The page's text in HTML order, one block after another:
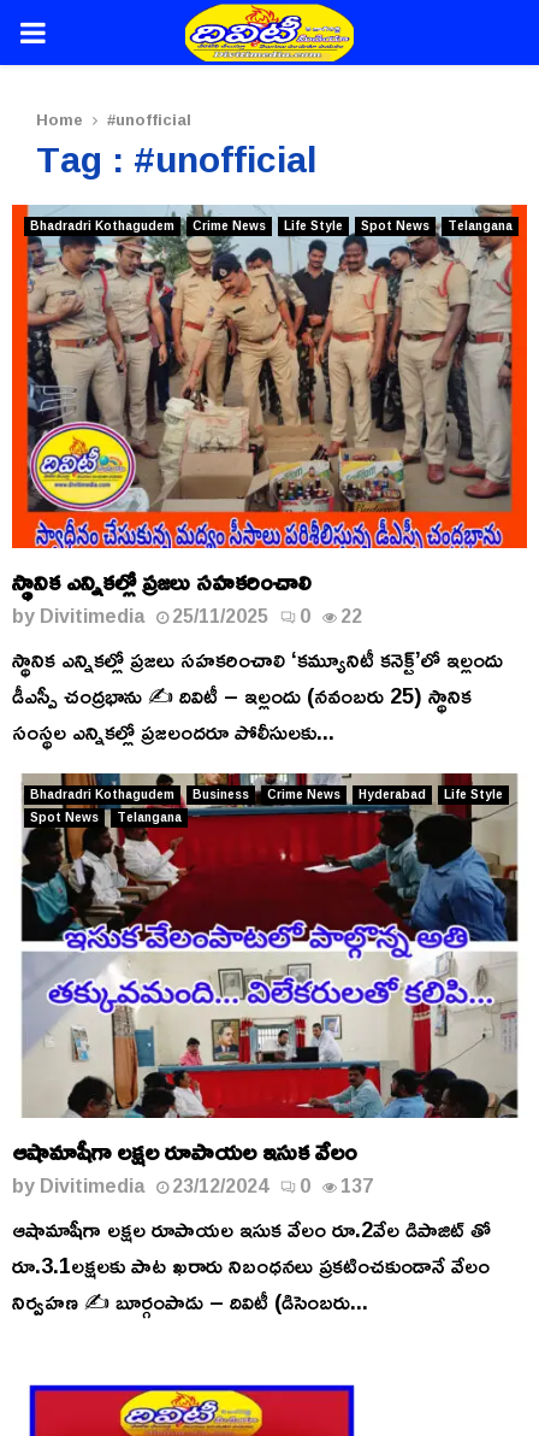
PRIMARY
Home #unofficial
Tag : #unofficial
Bhadradri Kothagudem Crime News Life Style Spot News Telangana
స్థానిక ఎన్నికల్లో ప్రజలు సహకరించాలి
byDivitimedia 25/11/2025 0 22
స్థానిక ఎన్నికల్లో ప్రజలు సహకరించాలి ‘కమ్యూనిటీ కనెక్ట్’లో ఇల్లందు
డీఎస్పీ చంద్రభాను ✍️ దివిటీ – ఇల్లందు (నవంబరు 25) స్థానిక
సంస్థల ఎన్నికల్లో ప్రజలందరూ పోలీసులకు...
Bhadradri Kothagudem Business Crime News Hyderabad
Life Style
Spot News
Telangana
ఆషామాషీగా లక్షల రూపాయల ఇసుక వేలం
byDivitimedia 23/12/2024 0 137
ఆషామాషీగా లక్షల రూపాయల ఇసుక వేలం రూ.2వేల డిపాజిట్ తో
రూ.3.1లక్షలకు పాట ఖరారు నిబంధనలు ప్రకటించకుండానే వేలం
నిర్వహణ ✍️ బూర్గంపాడు – దివిటీ (డిసెంబరు...